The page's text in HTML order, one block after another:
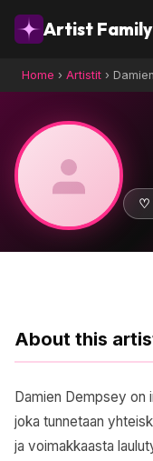
Artist Family
Home › Artistit ›
♡
About this
Damien Dempsey on
joka tunnetaan
ja voimakkaasta